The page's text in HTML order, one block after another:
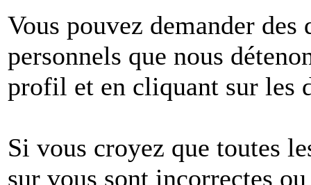
Vous pouvez demander
personnels que nous
profil et en cliquant sur les
Si vous croyez que toutes
sur vous sont incorrectes